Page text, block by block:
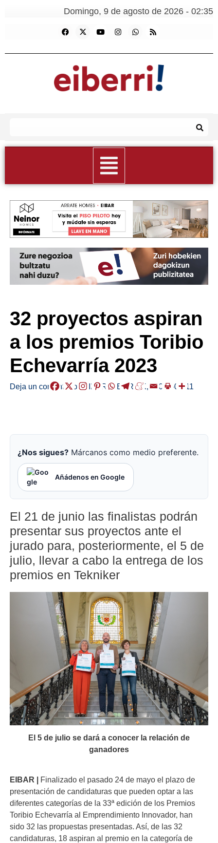
Domingo, 9 de agosto de 2026 - 02:35
32 proyectos aspiran
a los premios Toribio
Echevarría 2023
Deja un comentario /EIBAR ,HERRIAK,/2023-06-11
¿Nos sigues? Márcanos como medio preferente.
Añádenos en Google
El 21 de junio las finalistas podrán
presentar sus proyectos ante el
jurado para, posteriormente, el 5 de
julio, llevar a cabo la entrega de los
premios en Tekniker
El 5 de julio se dará a conocer la relación de
ganadores
EIBAR | Finalizado el pasado 24 de mayo el plazo de
presentación de candidaturas que pueden optar a las
diferentes categorías de la 33ª edición de los Premios
Toribio Echevarría al Emprendimiento Innovador, han
sido 32 las propuestas presentadas. Así, de las 32
candidaturas, 18 aspiran al premio en la categoría de